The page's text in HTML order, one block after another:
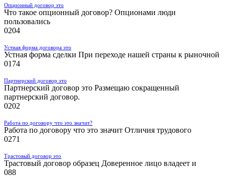
Опционный договор это
Что такое опционный договор? Опционами люди
пользовались
0204
Устная форма договора это
Устная форма сделки При переходе нашей страны к рыночной
0174
Партнерский договор это
Партнерский договор это Размещаю сокращенный
партнерский договор.
0202
Работа по договору что это значит?
Работа по договору что это значит Отличия трудового
0271
Трастовый договор это
Трастовый договор образец Доверенное лицо владеет и
088